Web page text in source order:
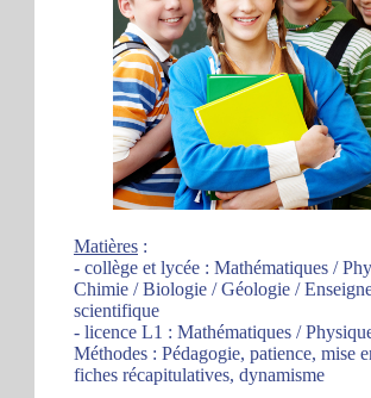
Matières :
- collège et lycée : Mathématiques /
Chimie / Biologie / Géologie /
scientifique
- licence L1 : Mathématiques /
Méthodes : Pédagogie, patience, mise
fiches récapitulatives, dynamisme